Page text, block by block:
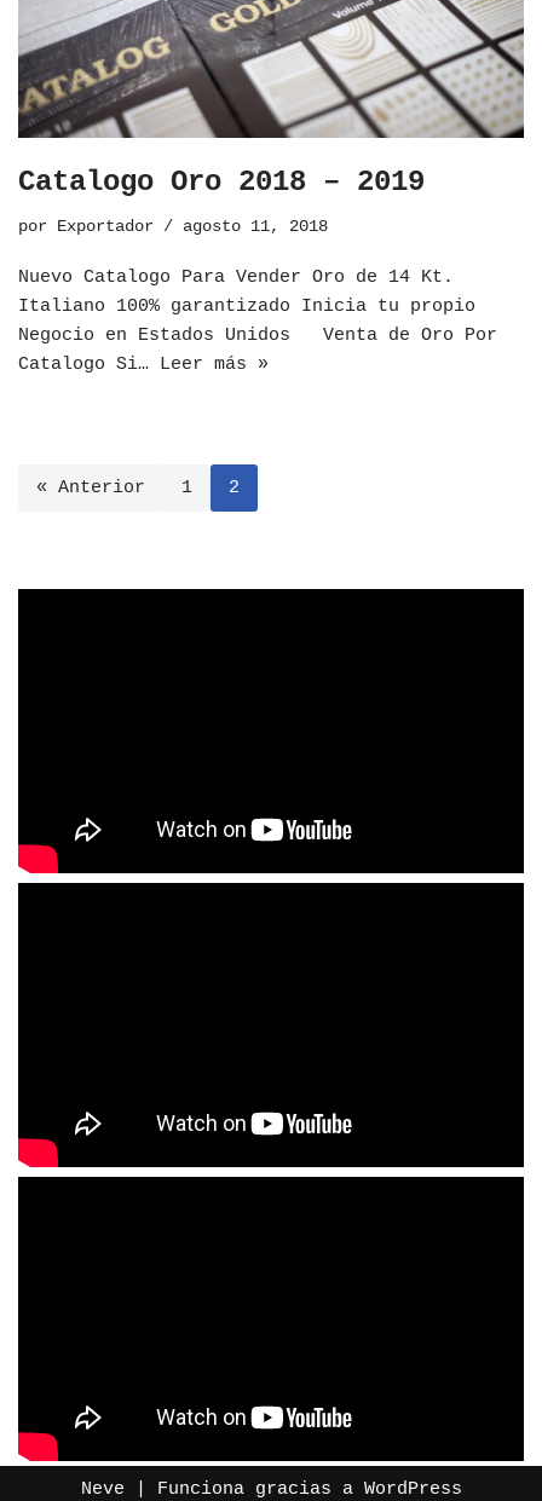
Catalogo Oro 2018 – 2019
por Exportador agosto 11, 2018
Nuevo Catalogo Para Vender Oro de 14 Kt.
Italiano 100% garantizado Inicia tu propio
Negocio en Estados Unidos Venta de Oro Por
Catalogo Si… Leer más »
« Anterior 1 2
Neve | Funciona gracias a WordPress